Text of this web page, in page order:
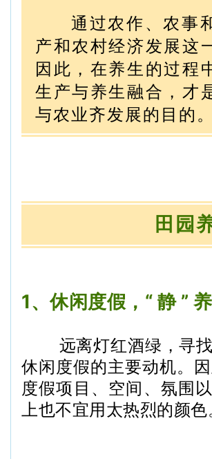
通过农作、农事
产和农村经济发展这
因此，在养生的过程
生产与养生融合，才
与农业齐发展的目的。
田园
1、休闲度假，“ 静 ” 养
远离灯红酒绿，寻
休闲度假的主要动机。
度假项目、空间、氛围
上也不宜用太热烈的颜